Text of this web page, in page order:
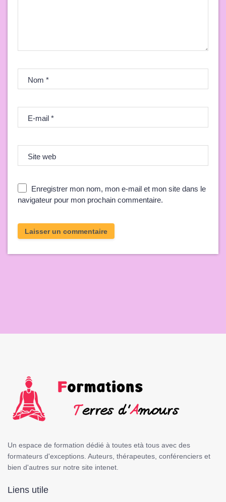
Nom *
E-mail *
Site web
Enregistrer mon nom, mon e-mail et mon site dans le
navigateur pour mon prochain commentaire.
Un espace de formation dédié à toutes età tous avec des
formateurs d'exceptions. Auteurs, thérapeutes, conférenciers et
bien d'autres sur notre site intenet.
Liens utile